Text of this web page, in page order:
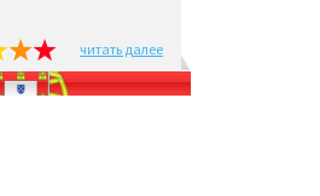
читать далее